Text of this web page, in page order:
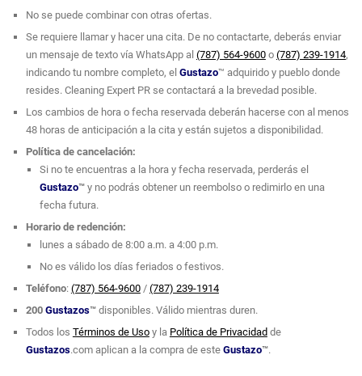
No se puede combinar con otras ofertas.
Se requiere llamar y hacer una cita. De no contactarte, deberás enviar
un mensaje de texto vía WhatsApp al (787) 564-9600o (787) 239-1914,
indicando tu nombre completo, el Gustazo™ adquirido y pueblo donde
resides. Cleaning Expert PR se contactará a la brevedad posible.
Los cambios de hora o fecha reservada deberán hacerse con al menos
48 horas de anticipación a la cita y están sujetos a disponibilidad.
Política de cancelación:
Si no te encuentras a la hora y fecha reservada, perderás el
Gustazo™y no podrás obtener un reembolso o redimirlo en una
fecha futura.
Horario de redención:
lunes a sábado de 8:00 a.m. a 4:00 p.m.
No es válido los días feriados o festivos.
Teléfono: (787) 564-9600/ (787) 239-1914
200 Gustazos™disponibles. Válido mientras duren.
Todos los Términos de Usoy la Política de Privacidadde
Gustazos.com aplican a la compra de este Gustazo™.